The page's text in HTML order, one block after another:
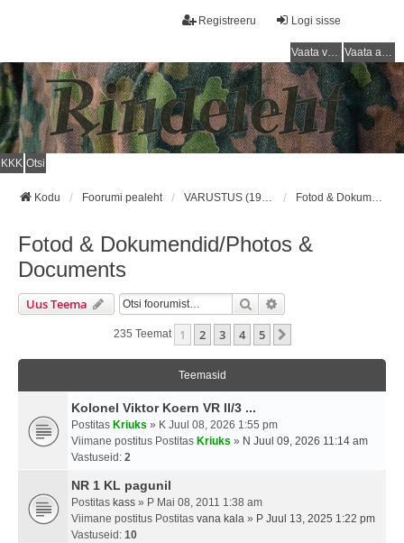
Logi sisse
Registreeru
Vaata vastamata teemasi Vaata aktiivseid teemasid
KKK Otsi
Kodu Foorumi pealeht VARUSTUS (1918 - 1940) / EQUIPMENT (1918 - 1940) Fotod & Dokumendid/Photos & Documents
Fotod & Dokumendid/Photos &
Documents
Uus Teema Otsi
235 Teemat 1 2 3 4 5
Teemasid
Kolonel Viktor Koern VR II/3 ...
Postitas Kriuks » K Juul 08, 2026 1:55 pm
Viimane postitus Postitas Kriuks » N Juul 09, 2026 11:14 am
Vastuseid: 2
NR 1 KL pagunil
Postitas kass » P Mai 08, 2011 1:38 am
Viimane postitus Postitas vana kala » P Juul 13, 2025 1:22 pm
Vastuseid: 10